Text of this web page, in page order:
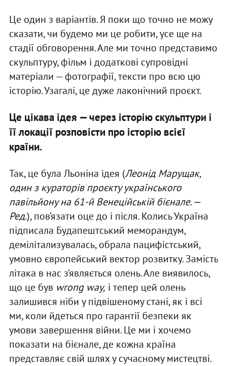
Це один з варіантів. Я поки що точно не можу
сказати, чи будемо ми це робити, усе ще на
стадії обговорення. Але ми точно представимо
скульптуру, фільм і додаткові супровідні
матеріали — фотографії, тексти про всю цю
історію. Узагалі, це дуже лаконічний проєкт.
Це цікава ідея — через історію скульптури і
її локації розповісти про історію всієї
країни.
Так, це була Льоніна ідея (Леонід Марущак,
один з кураторів проєкту українського
павільйону на 61-й Венеційській бієнале. —
Ред.), пов’язати оце до і після. Колись Україна
підписала Будапештський меморандум,
демілітализувалась, обрала пацифістський,
умовно європейський вектор розвитку. Замість
літака в нас з’являється олень. Але виявилось,
що це був wrong way, і тепер цей олень
залишився ніби у підвішеному стані, як і всі
ми, коли йдеться про гарантії безпеки як
умови завершення війни. Це ми і хочемо
показати на бієнале, де кожна країна
представляє свій шлях у сучасному мистецтві.